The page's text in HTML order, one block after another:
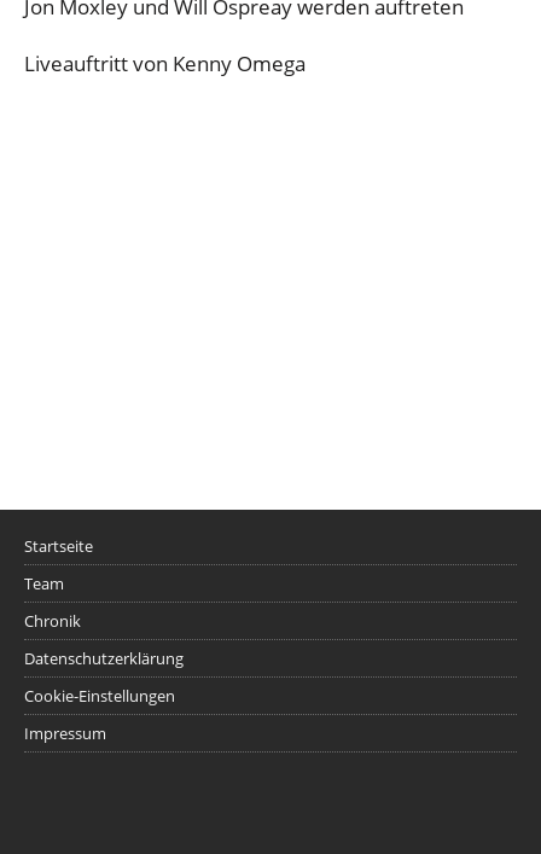
Jon Moxley und Will Ospreay werden auftreten
Liveauftritt von Kenny Omega
Startseite
Team
Chronik
Datenschutzerklärung
Cookie-Einstellungen
Impressum